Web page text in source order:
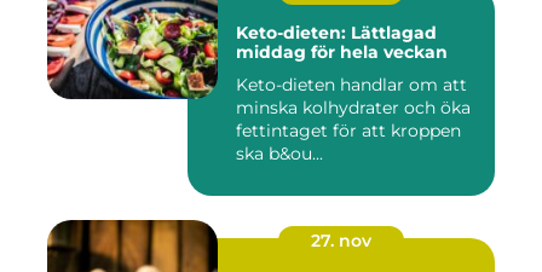
Keto-dieten: Lättlagad
middag för hela veckan
Keto-dieten handlar om att
minska kolhydrater och öka
fettintaget för att kroppen
ska b&ou...
27. nov